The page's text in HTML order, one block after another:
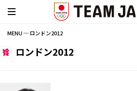
MENU ─ ロンドン2012
ロンドン2012